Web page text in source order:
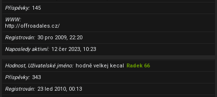
Příspěvky
145
WWW
http://offroadales.cz/
Registrován
30 pro 2009, 22:20
Naposledy aktivní
12 čer 2023, 10:23
Hodnost, Uživatelské jméno hodně velkej kecal Radek 66
Příspěvky
343
Registrován
23 led 2010, 00:13